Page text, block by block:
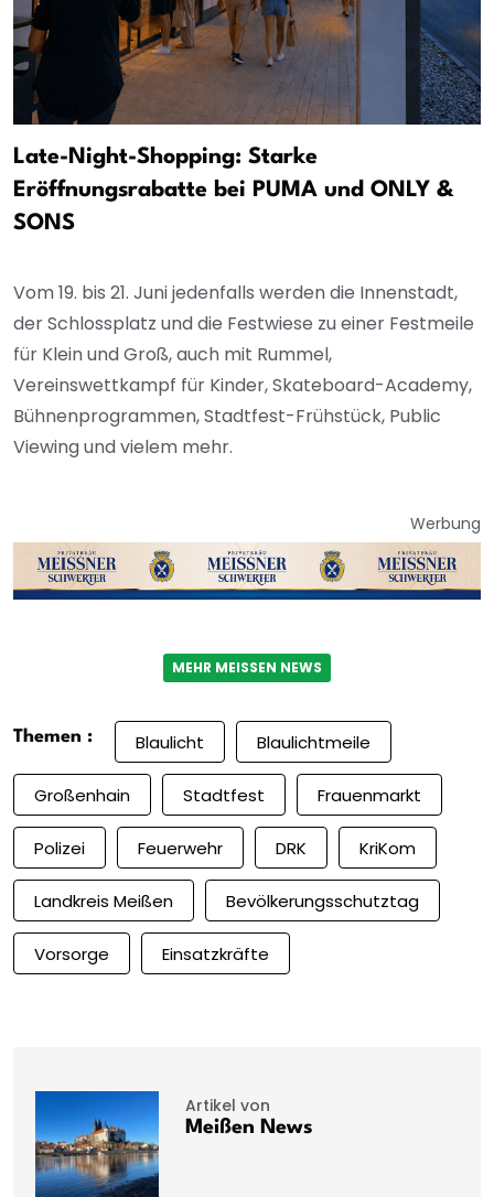
Late-Night-Shopping: Starke
Eröffnungsrabatte bei PUMA und ONLY &
SONS
Vom 19. bis 21. Juni jedenfalls werden die Innenstadt,
der Schlossplatz und die Festwiese zu einer Festmeile
für Klein und Groß, auch mit Rummel,
Vereinswettkampf für Kinder, Skateboard-Academy,
Bühnenprogrammen, Stadtfest-Frühstück, Public
Viewing und vielem mehr.
Werbung
MEHR MEISSEN NEWS
Themen : Blaulicht Blaulichtmeile
Großenhain Stadtfest Frauenmarkt
Polizei Feuerwehr DRK KriKom
Landkreis Meißen Bevölkerungsschutztag
Vorsorge Einsatzkräfte
Artikel von
Meißen News